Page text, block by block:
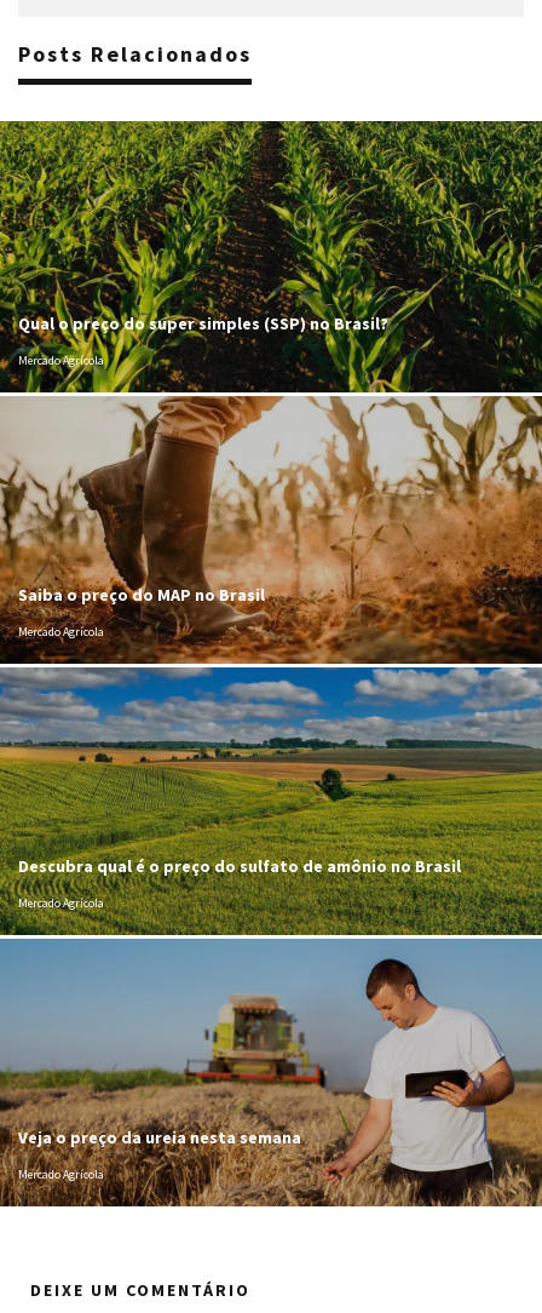
Posts Relacionados
Qual o preço do super simples (SSP) no Brasil?
Mercado Agrícola
Saiba o preço do MAP no Brasil
Mercado Agrícola
Descubra qual é o preço do sulfato de amônio no Brasil
Mercado Agrícola
Veja o preço da ureia nesta semana
Mercado Agrícola
DEIXE UM COMENTÁRIO